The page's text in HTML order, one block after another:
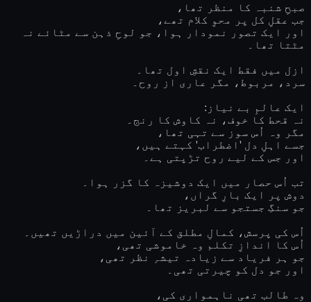
صبحِ شنبہ کا منظر تھا،
جب عقلِ کل پر محوِ کلام تھے،
اور ایک تصور نمودار ہوا، جو لوحِ ذہن سے مٹائے نہ
مٹتا تھا۔
ازل میں فقط ایک نقشِ اول تھا۔
سرد، مربوط، مگر عاری از روح۔
ایک عالمِ بے نیاز:
نہ قحط کا خوف، نہ کاوش کا رنج۔
مگر وہ اُس سوز سے تہی تھا،
جسے اہلِ دل 'اضطراب' کہتے ہیں،
اور جس کے لیے روح تڑپتی ہے۔
تب اُس حصار میں ایک دوشیزہ کا گزر ہوا۔
دوش پر ایک بارِ گراں،
جو سنگِ جستجو سے لبریز تھا۔
اُس کی پرسش، کمالِ مطلق کے آئین میں دراڑیں تھیں۔
اُس کا اندازِ تکلم وہ خاموشی تھی،
جو ہر فریاد سے زیادہ تیشہِ نظر تھی،
اور جو دل کو چیرتی تھی۔
وہ طالب تھی ناہمواری کی،